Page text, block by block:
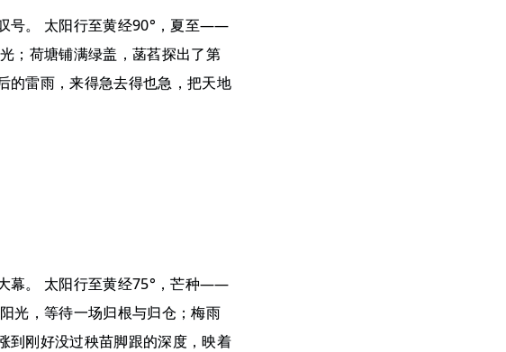
号。 太阳行至黄经90°，夏至——
；荷塘铺满绿盖，菡萏探出了第
的雷雨，来得急去得也急，把天地
幕。 太阳行至黄经75°，芒种——
光，等待一场归根与归仓；梅雨
到刚好没过秧苗脚跟的深度，映着